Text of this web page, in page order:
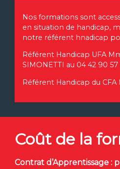
Nos formations sont
en situation de handicap,
notre référent hnadicap
Référent Handicap UFA
SIMONETTI au 04 42 90
Référent Handicap du CFA
Coût de la
Contrat d’Apprentissage :